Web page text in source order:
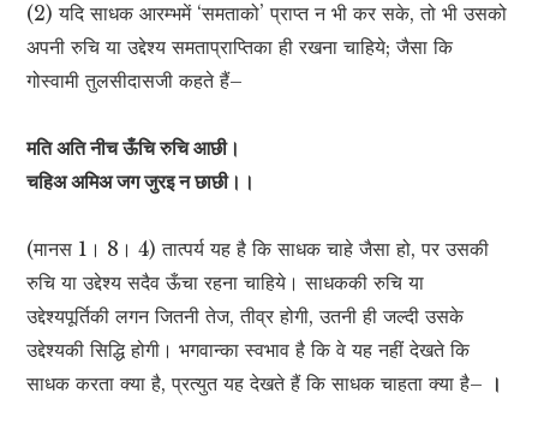
(2) यदि साधक आरम्भमें ‘समताको’ प्राप्त न भी कर सके, तो भी उसको
अपनी रुचि या उद्देश्य समताप्राप्तिका ही रखना चाहिये; जैसा कि
गोस्वामी तुलसीदासजी कहते हैं–
मति अति नीच ऊँचि रुचि आछी।
चहिअ अमिअ जग जुरइ न छाछी।।
(मानस 1। 8। 4) तात्पर्य यह है कि साधक चाहे जैसा हो, पर उसकी
रुचि या उद्देश्य सदैव ऊँचा रहना चाहिये। साधककी रुचि या
उद्देश्यपूर्तिकी लगन जितनी तेज, तीव्र होगी, उतनी ही जल्दी उसके
उद्देश्यकी सिद्धि होगी। भगवान्का स्वभाव है कि वे यह नहीं देखते कि
साधक करता क्या है, प्रत्युत यह देखते हैं कि साधक चाहता क्या है– ।